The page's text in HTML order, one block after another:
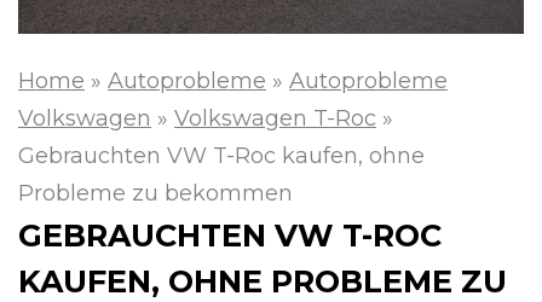
Home » Autoprobleme » Autoprobleme
Volkswagen » Volkswagen T-Roc »
Gebrauchten VW T-Roc kaufen, ohne
Probleme zu bekommen
GEBRAUCHTEN VW T-ROC
KAUFEN, OHNE PROBLEME ZU